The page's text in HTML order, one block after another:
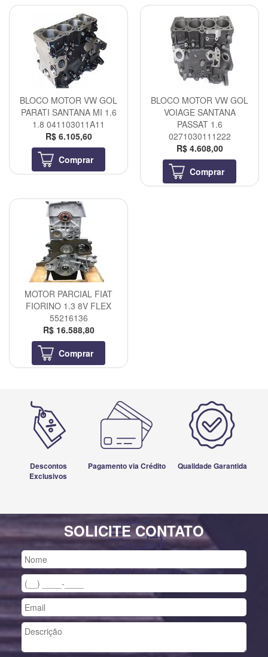
BLOCO MOTOR VW GOL
PARATI SANTANA MI 1.6
1.8 041103011A11
R$ 6.105,60
Comprar
BLOCO MOTOR VW GOL
VOIAGE SANTANA
PASSAT 1.6
0271030111222
R$ 4.608,00
Comprar
MOTOR PARCIAL FIAT
FIORINO 1.3 8V FLEX
55216136
R$ 16.588,80
Comprar
Descontos
Exclusivos
Pagamento via Crédito Qualidade Garantida
Entrega Rápida na sua casa
SOLICITE CONTATO